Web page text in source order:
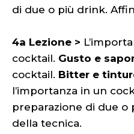
di due o più drink.
4a Lezione >
cocktail. Gusto e
cocktail. Bitter e
l’importanza in un
preparazione di due
della tecnica.